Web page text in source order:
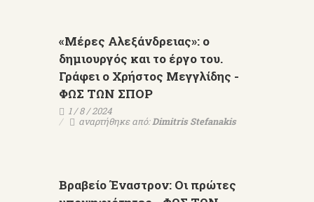
«Μέρες Αλεξάνδρειας»: ο
δημιουργός και το έργο του.
Γράφει ο Χρήστος Μεγγλίδης -
ΦΩΣ ΤΩΝ ΣΠΟΡ
1 / 8 / 2024
αναρτήθηκε από:Dimitris Stefanakis
Βραβείο Έναστρον: Οι πρώτες